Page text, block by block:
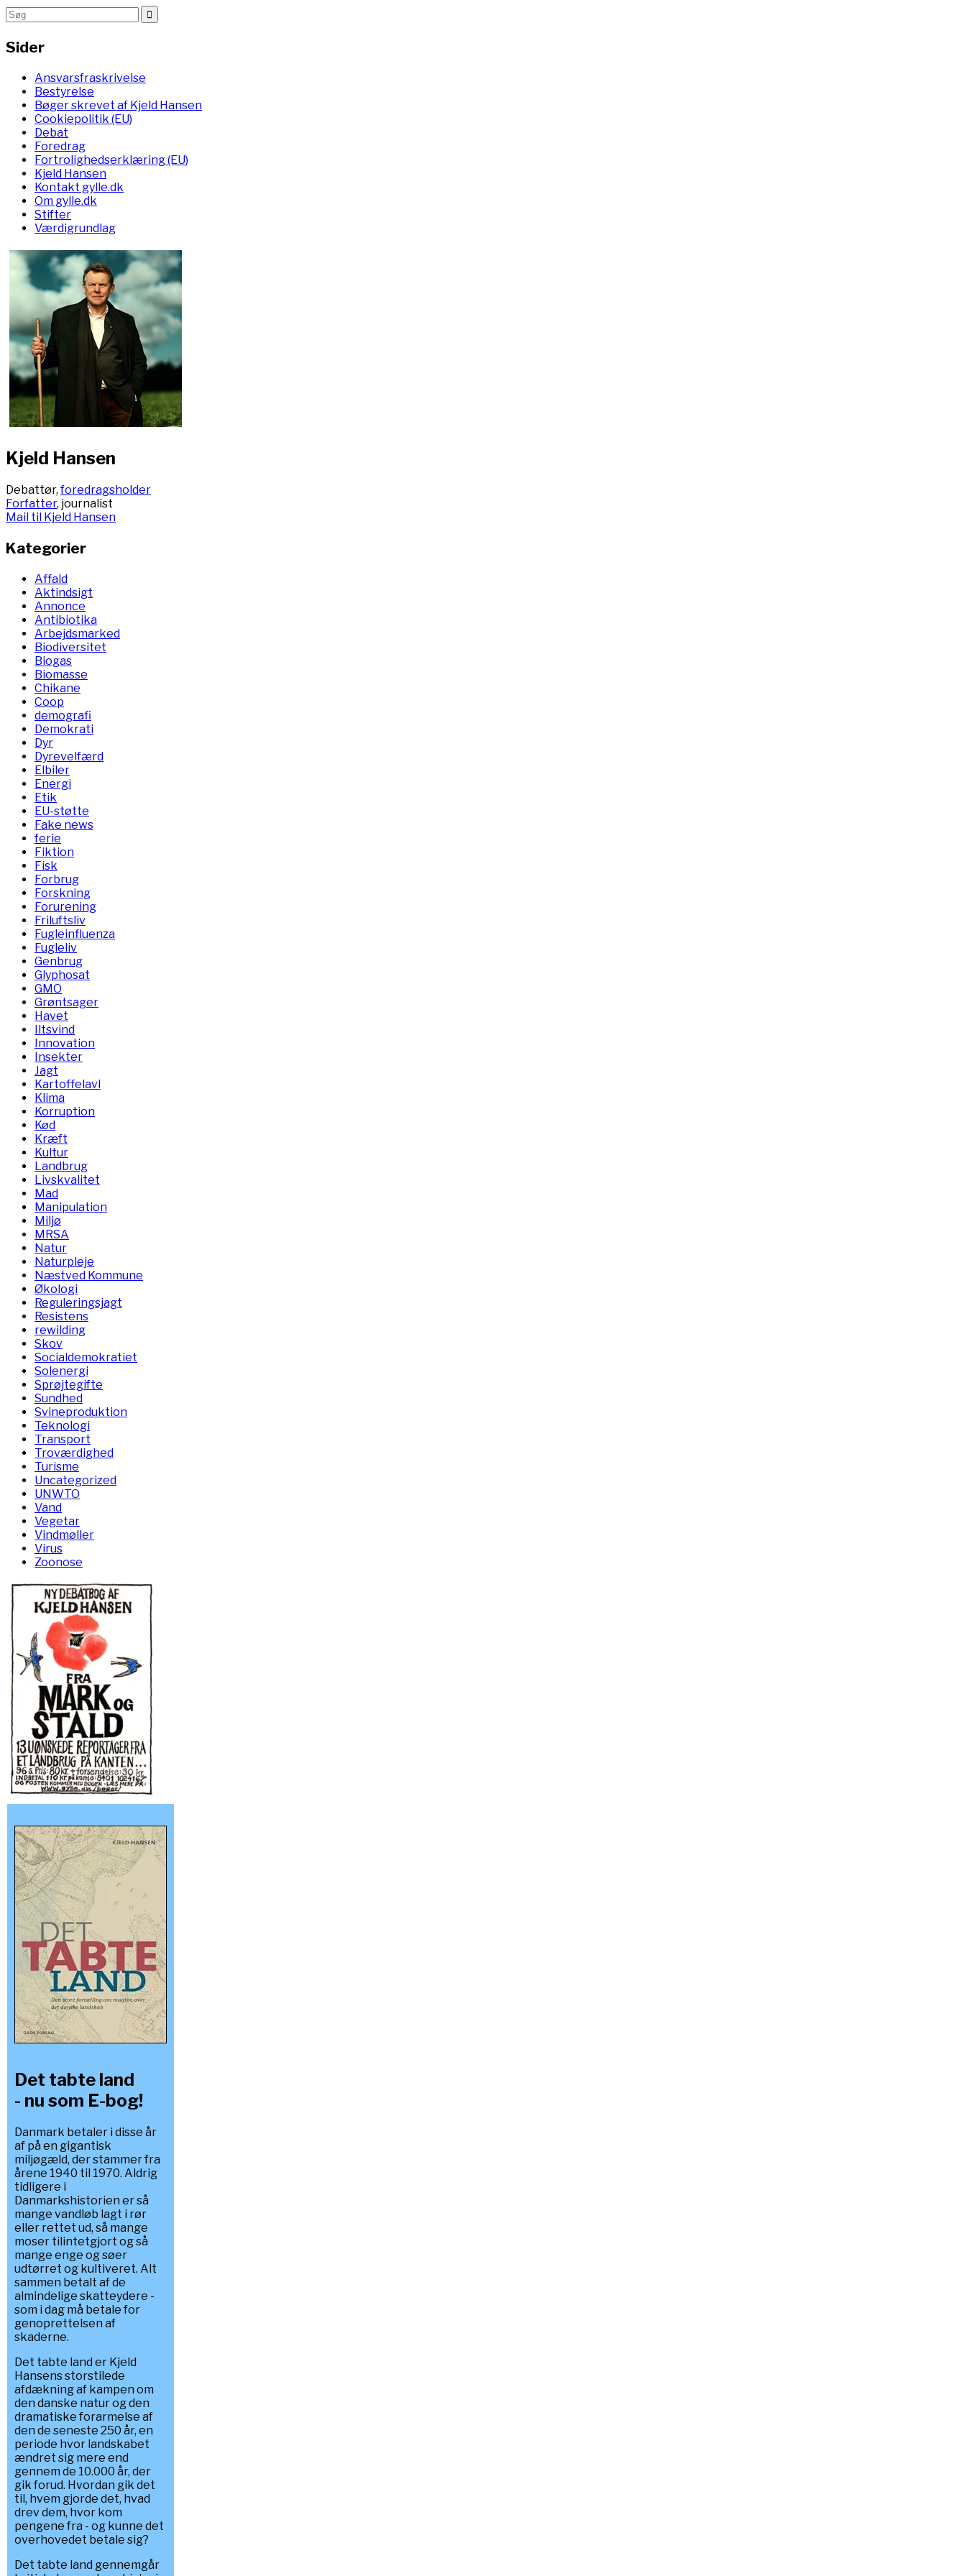
Sider
Ansvarsfraskrivelse
Bestyrelse
Bøger skrevet af Kjeld Hansen
Cookiepolitik (EU)
Debat
Foredrag
Fortrolighedserklæring (EU)
Kjeld Hansen
Kontakt gylle.dk
Om gylle.dk
Stifter
Værdigrundlag
Kjeld Hansen
Debattør,foredragsholder
Forfatter, journalist
Mail til Kjeld Hansen
Kategorier
Affald
Aktindsigt
Annonce
Antibiotika
Arbejdsmarked
Biodiversitet
Biogas
Biomasse
Chikane
Coop
demografi
Demokrati
Dyr
Dyrevelfærd
Elbiler
Energi
Etik
EU-støtte
Fake news
ferie
Fiktion
Fisk
Forbrug
Forskning
Forurening
Friluftsliv
Fugleinfluenza
Fugleliv
Genbrug
Glyphosat
GMO
Grøntsager
Havet
Iltsvind
Innovation
Insekter
Jagt
Kartoffelavl
Klima
Korruption
Kød
Kræft
Kultur
Landbrug
Livskvalitet
Mad
Manipulation
Miljø
MRSA
Natur
Naturpleje
Næstved Kommune
Økologi
Reguleringsjagt
Resistens
rewilding
Skov
Socialdemokratiet
Solenergi
Sprøjtegifte
Sundhed
Svineproduktion
Teknologi
Transport
Troværdighed
Turisme
Uncategorized
UNWTO
Vand
Vegetar
Vindmøller
Virus
Zoonose
Det tabte land
- nu som E-bog!
Danmark betaler i disse år
af på en gigantisk
miljøgæld, der stammer fra
årene 1940 til 1970. Aldrig
tidligere i
Danmarkshistorien er så
mange vandløb lagt i rør
eller rettet ud, så mange
moser tilintetgjort og så
mange enge og søer
udtørret og kultiveret. Alt
sammen betalt af de
almindelige skatteydere -
som i dag må betale for
genoprettelsen af
skaderne.
Det tabte land er Kjeld
Hansens storstilede
afdækning af kampen om
den danske natur og den
dramatiske forarmelse af
den de seneste 250 år, en
periode hvor landskabet
ændret sig mere end
gennem de 10.000 år, der
gik forud. Hvordan gik det
til, hvem gjorde det, hvad
drev dem, hvor kom
pengene fra - og kunne det
overhovedet betale sig?
Det tabte land gennemgår